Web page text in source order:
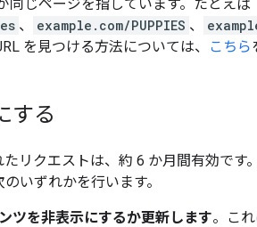
同じページを指しています。たとえば
、 example.com/PUPPIES 、
を見つける方法については、
こちら
する
リクエストは、約 6 か月間有効です
いずれかを行います。
ツを非表示にするか更新します。こ